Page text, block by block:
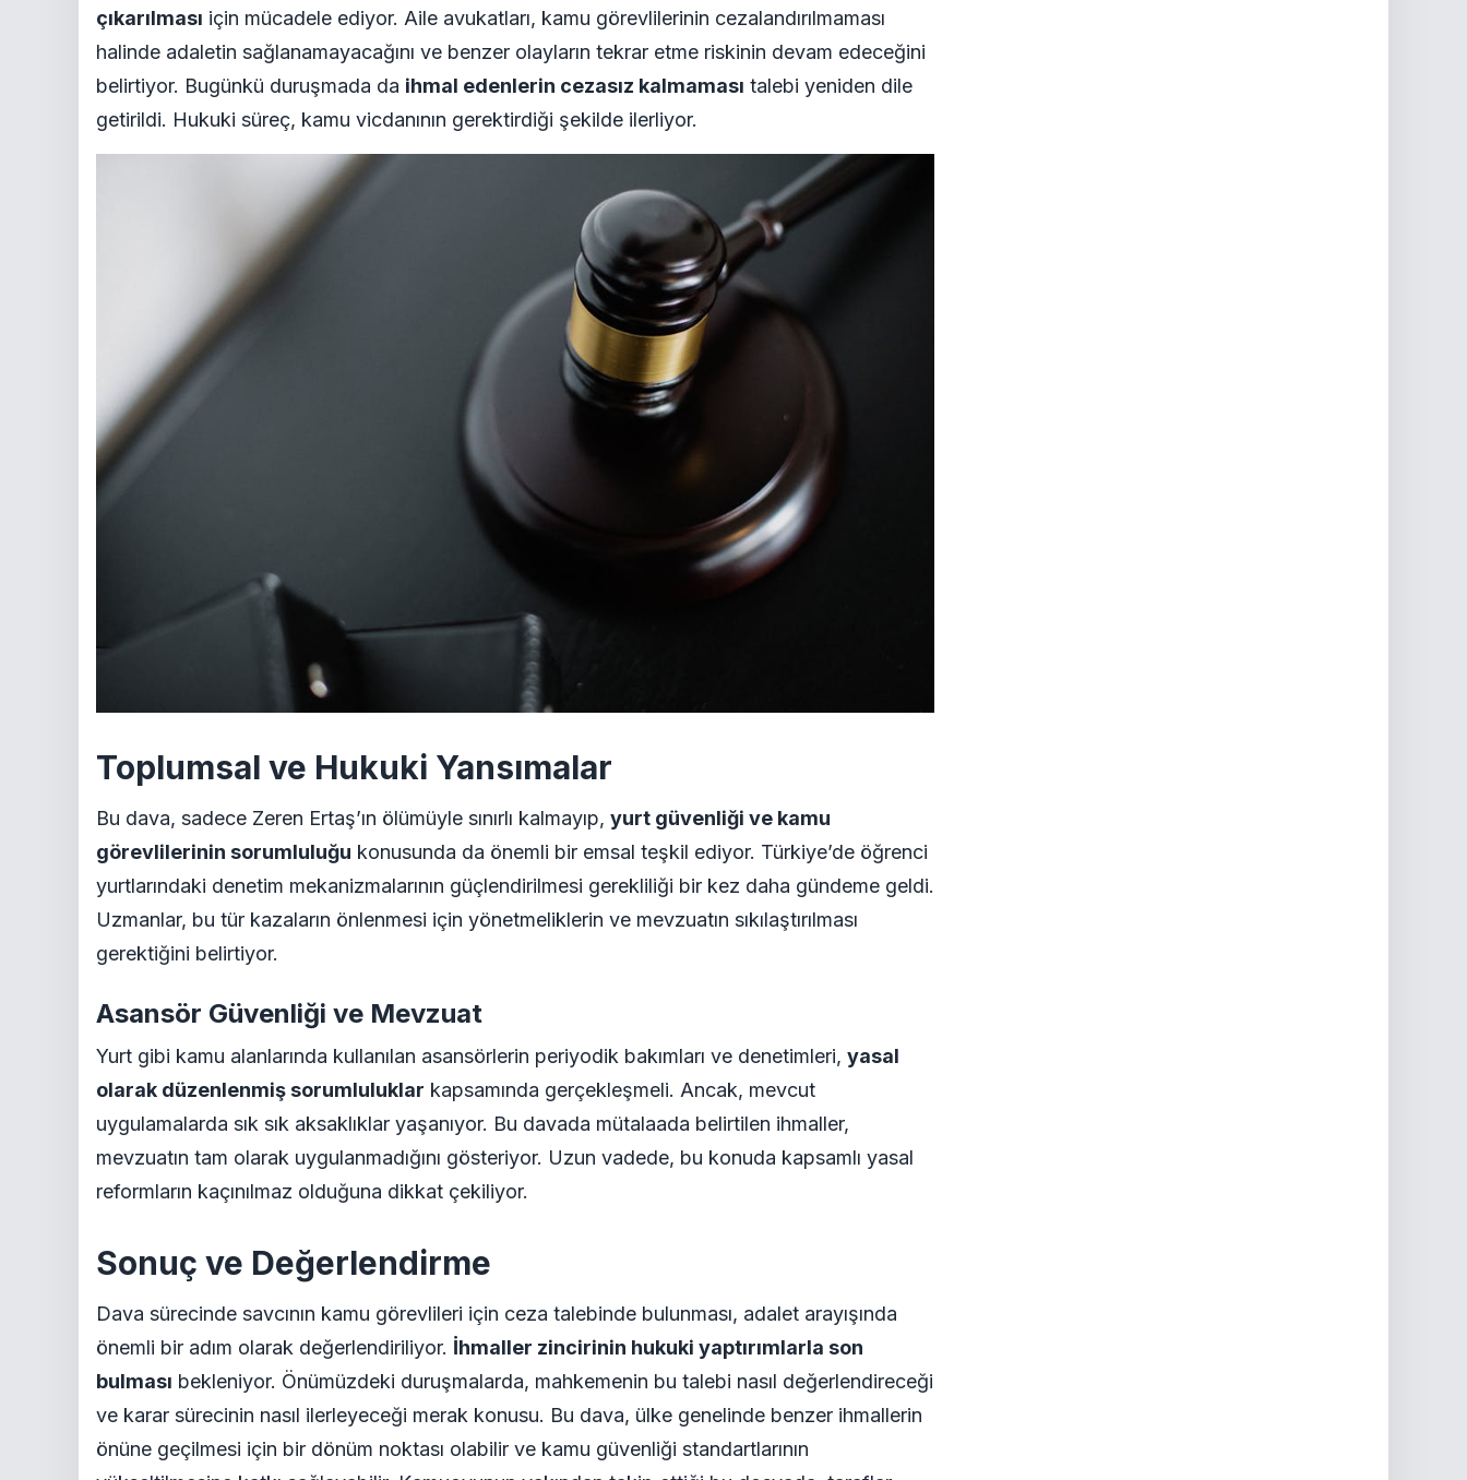
çıkarılması için mücadele ediyor. Aile avukatları, kamu görevlilerinin cezalandırılmaması
halinde adaletin sağlanamayacağını ve benzer olayların tekrar etme riskinin devam edeceğini
belirtiyor. Bugünkü duruşmada da ihmal edenlerin cezasız kalmaması talebi yeniden dile
getirildi. Hukuki süreç, kamu vicdanının gerektirdiği şekilde ilerliyor.
Toplumsal ve Hukuki Yansımalar
Bu dava, sadece Zeren Ertaş’ın ölümüyle sınırlı kalmayıp, yurt güvenliği ve kamu
görevlilerinin sorumluluğu konusunda da önemli bir emsal teşkil ediyor. Türkiye’de öğrenci
yurtlarındaki denetim mekanizmalarının güçlendirilmesi gerekliliği bir kez daha gündeme geldi.
Uzmanlar, bu tür kazaların önlenmesi için yönetmeliklerin ve mevzuatın sıkılaştırılması
gerektiğini belirtiyor.
Asansör Güvenliği ve Mevzuat
Yurt gibi kamu alanlarında kullanılan asansörlerin periyodik bakımları ve denetimleri, yasal
olarak düzenlenmiş sorumluluklar kapsamında gerçekleşmeli. Ancak, mevcut
uygulamalarda sık sık aksaklıklar yaşanıyor. Bu davada mütalaada belirtilen ihmaller,
mevzuatın tam olarak uygulanmadığını gösteriyor. Uzun vadede, bu konuda kapsamlı yasal
reformların kaçınılmaz olduğuna dikkat çekiliyor.
Sonuç ve Değerlendirme
Dava sürecinde savcının kamu görevlileri için ceza talebinde bulunması, adalet arayışında
önemli bir adım olarak değerlendiriliyor. İhmaller zincirinin hukuki yaptırımlarla son
bulması bekleniyor. Önümüzdeki duruşmalarda, mahkemenin bu talebi nasıl değerlendireceği
ve karar sürecinin nasıl ilerleyeceği merak konusu. Bu dava, ülke genelinde benzer ihmallerin
önüne geçilmesi için bir dönüm noktası olabilir ve kamu güvenliği standartlarının